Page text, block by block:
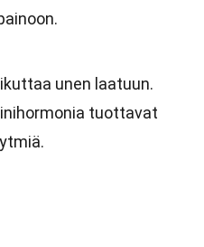
unen laatuun.
tuottavat